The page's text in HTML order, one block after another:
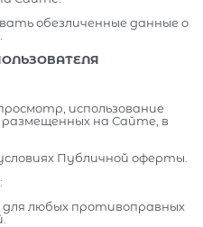
обезличенные данные о
использование
на Сайте, в
Публичной оферты.
любых противоправных